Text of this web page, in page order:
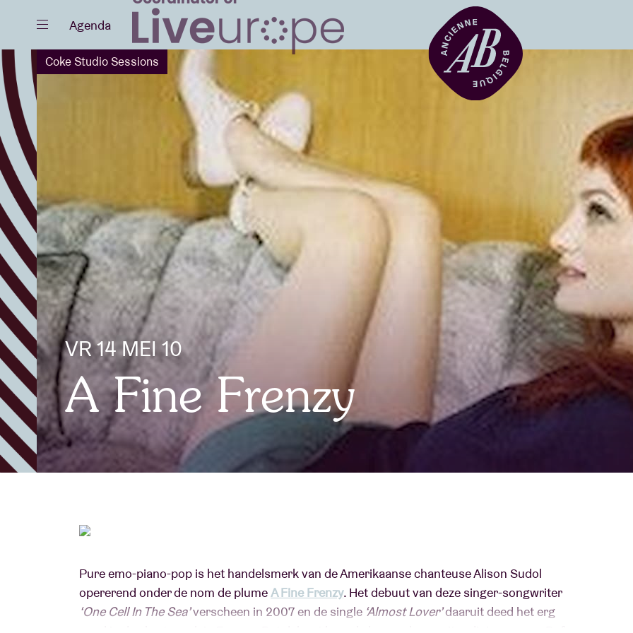
Sluiten
Agenda
Projecten
Nieuws
Bezoekersinfo
AB ❤ you
Zaalhuur
BRDCST
ABtv
Over AB
Contact
Agenda
Coke Studio Sessions
VR 14 MEI 10
A Fine Frenzy
Pure emo-piano-pop is het handelsmerk van de Amerikaanse chanteuse Alison Sudol
opererend onder de nom de plumeA Fine Frenzy. Het debuut van deze singer-songwriter
‘One Cell In The Sea’verscheen in 2007 en de single ‘Almost Lover’daaruit deed het erg